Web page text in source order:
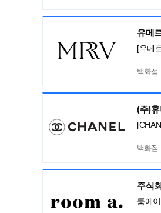
유메
[유메
백화점
(주)
백화점
주식
룸에